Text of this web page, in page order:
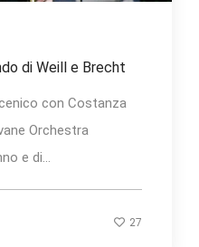
di Weill e Brecht
con Costanza
Orchestra
e di...
27